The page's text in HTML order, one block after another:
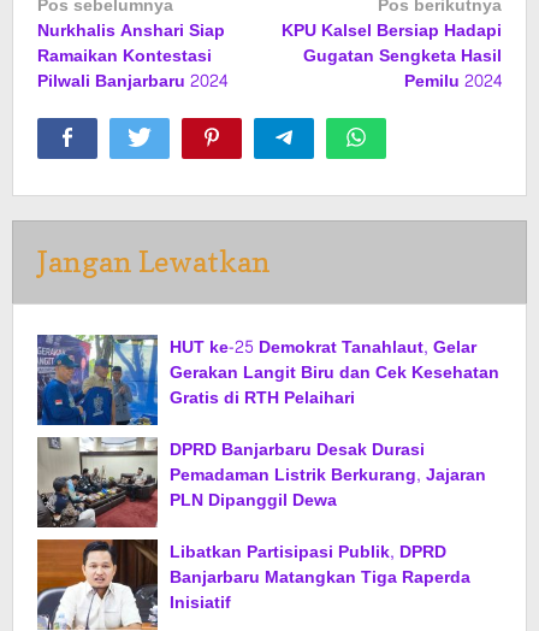
Navigasi
pos
Nurkhalis Anshari Siap
Ramaikan Kontestasi
Pilwali Banjarbaru 2024
KPU Kalsel Bersiap Hadapi
Gugatan Sengketa Hasil
Pemilu 2024
Jangan Lewatkan
HUT ke-25 Demokrat Tanahlaut, Gelar
Gerakan Langit Biru dan Cek Kesehatan
Gratis di RTH Pelaihari
DPRD Banjarbaru Desak Durasi
Pemadaman Listrik Berkurang, Jajaran
PLN Dipanggil Dewa
Libatkan Partisipasi Publik, DPRD
Banjarbaru Matangkan Tiga Raperda
Inisiatif